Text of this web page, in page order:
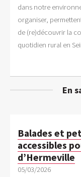
dans notre
organiser,
de (re)découvrir la
quotidien rural en
En
Balades et
accessibles
d’Hermeville
05/03/2026